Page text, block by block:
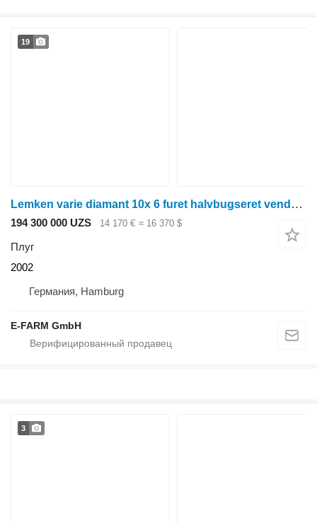
19
Lemken varie diamant 10x 6 furet halvbugseret vendeplov
194 300 000 UZS 14 170 € ≈ 16 370 $
Плуг
2002
Германия, Hamburg
E-FARM GmbH
3